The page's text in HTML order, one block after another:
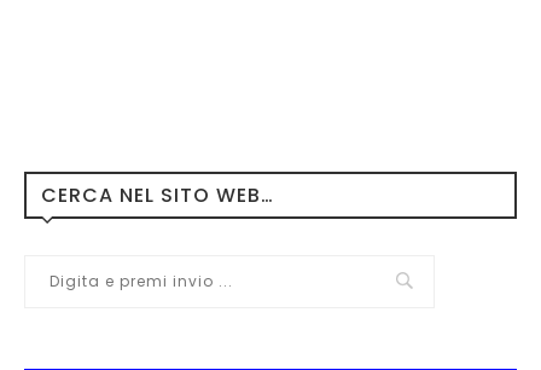
CERCA NEL SITO WEB…